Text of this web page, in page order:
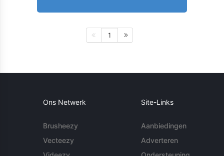
1
Ons Netwerk
Brusheezy
Vecteezy
Site-Links
Aanbiedingen
Adverteren